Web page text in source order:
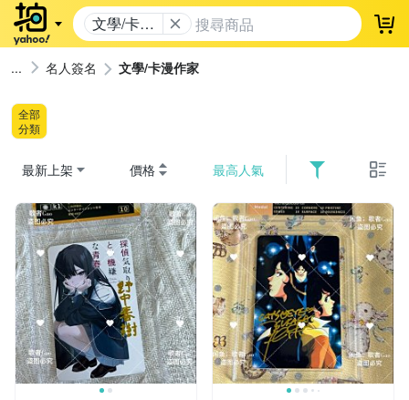
文學/卡漫
作家
登
名人簽名 文學/卡漫作家
全部
分類
最新上架 價格 最高人氣